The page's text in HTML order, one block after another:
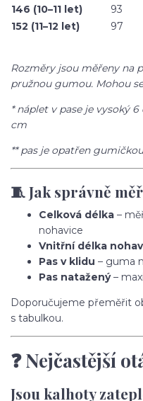
146 (10–11 let)
93
152 (11–12 let)
97
Rozměry jsou měřeny na
pružnou gumou. Mohou
* náplet v pase je vysoký
cm
** pas je opatřen gumičkou
🧵 Jak správně
Celková délka –
nohavice
Vnitřní délka
Pas v klidu – guma
Pas natažený–
Doporučujeme přeměřit
s tabulkou.
❓ Nejčastější
Jsou kalhoty